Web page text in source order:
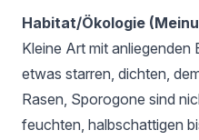
Habitat/Ökologie
Kleine Art mit anliegenden
etwas starren, dichten,
Rasen, Sporogone sind
feuchten, halbschattigen